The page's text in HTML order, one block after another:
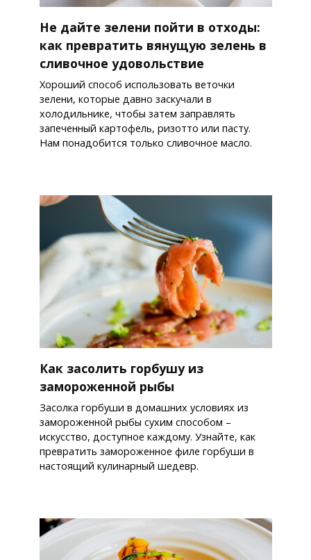
Не дайте зелени пойти в отходы:
как превратить вянущую зелень в
сливочное удовольствие
Хороший способ использовать веточки
зелени, которые давно заскучали в
холодильнике, чтобы затем заправлять
запеченный картофель, ризотто или пасту.
Нам понадобится только сливочное масло.
Как засолить горбушу из
замороженной рыбы
Засолка горбуши в домашних условиях из
замороженной рыбы сухим способом –
искусство, доступное каждому. Узнайте, как
превратить замороженное филе горбуши в
настоящий кулинарный шедевр.